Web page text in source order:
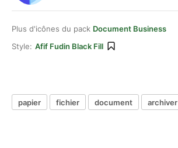
Plus d'icônes du pack Document Business
Style: Afif Fudin Black Fill
papier fichier document archiver